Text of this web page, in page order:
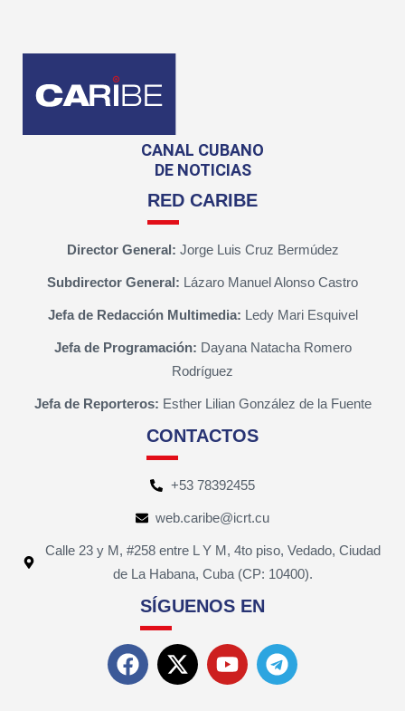
CANAL CUBANO
DE NOTICIAS
RED CARIBE
Director General: Jorge Luis Cruz Bermúdez
Subdirector General: Lázaro Manuel Alonso Castro
Jefa de Redacción Multimedia: Ledy Mari Esquivel
Jefa de Programación: Dayana Natacha Romero
Rodríguez
Jefa de Reporteros: Esther Lilian González de la Fuente
CONTACTOS
+53 78392455
web.caribe@icrt.cu
Calle 23 y M, #258 entre L Y M, 4to piso, Vedado, Ciudad
de La Habana, Cuba (CP: 10400).
SÍGUENOS EN